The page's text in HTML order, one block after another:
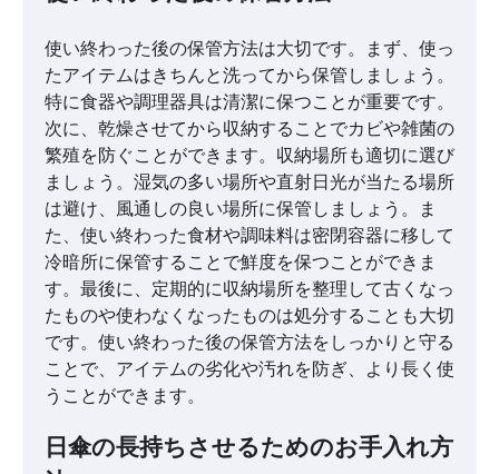
使い終わった後の保管方法は大切です。まず、使っ
たアイテムはきちんと洗ってから保管しましょう。
特に食器や調理器具は清潔に保つことが重要です。
次に、乾燥させてから収納することでカビや雑菌の
繁殖を防ぐことができます。収納場所も適切に選び
ましょう。湿気の多い場所や直射日光が当たる場所
は避け、風通しの良い場所に保管しましょう。ま
た、使い終わった食材や調味料は密閉容器に移して
冷暗所に保管することで鮮度を保つことができま
す。最後に、定期的に収納場所を整理して古くなっ
たものや使わなくなったものは処分することも大切
です。使い終わった後の保管方法をしっかりと守る
ことで、アイテムの劣化や汚れを防ぎ、より長く使
うことができます。
日傘の長持ちさせるためのお手入れ方